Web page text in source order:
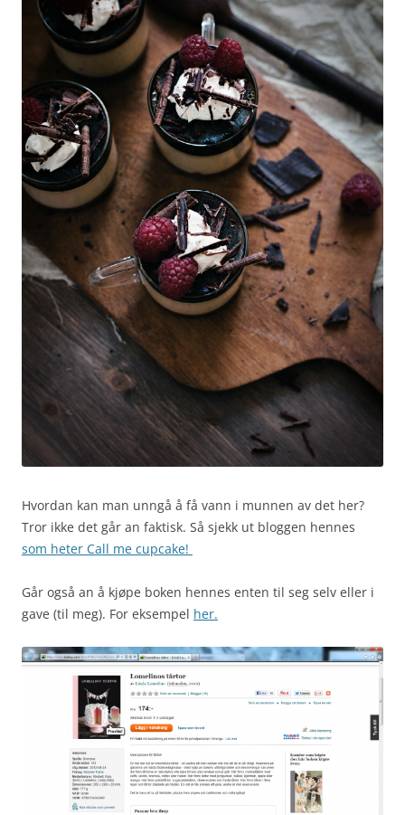
Hvordan kan man unngå å få vann i munnen av det her?
Tror ikke det går an faktisk. Så sjekk ut bloggen hennes
som heter Call me cupcake!
Går også an å kjøpe boken hennes enten til seg selv eller i
gave (til meg). For eksempel her.